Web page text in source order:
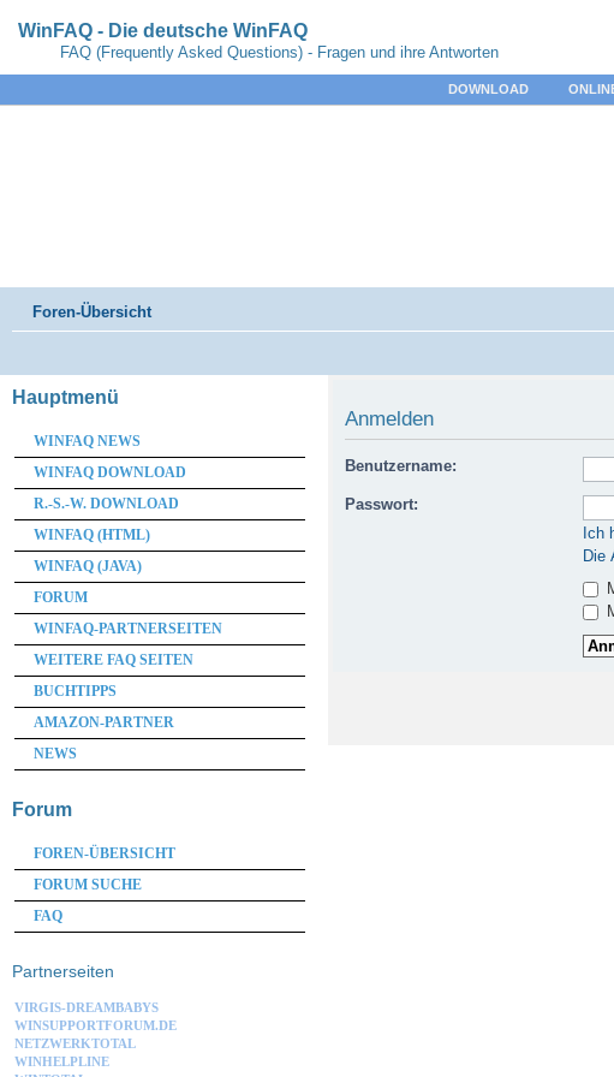
WinFAQ - Die deutsche WinFAQ
FAQ (Frequently Asked Questions) - Fragen und ihre Antworten
DOWNLOAD
Foren-Übersicht
Anmelden
Benutzername:
Passwort:
Ich
Die
Hauptmenü
WINFAQ NEWS
WINFAQ DOWNLOAD
R.-S.-W. DOWNLOAD
WINFAQ (HTML)
WINFAQ (JAVA)
FORUM
WINFAQ-PARTNERSEITEN
WEITERE FAQ SEITEN
BUCHTIPPS
AMAZON-PARTNER
NEWS
Forum
FOREN-ÜBERSICHT
FORUM SUCHE
FAQ
Partnerseiten
VIRGIS-DREAMBABYS
WINSUPPORTFORUM.DE
NETZWERKTOTAL
WINHELPLINE